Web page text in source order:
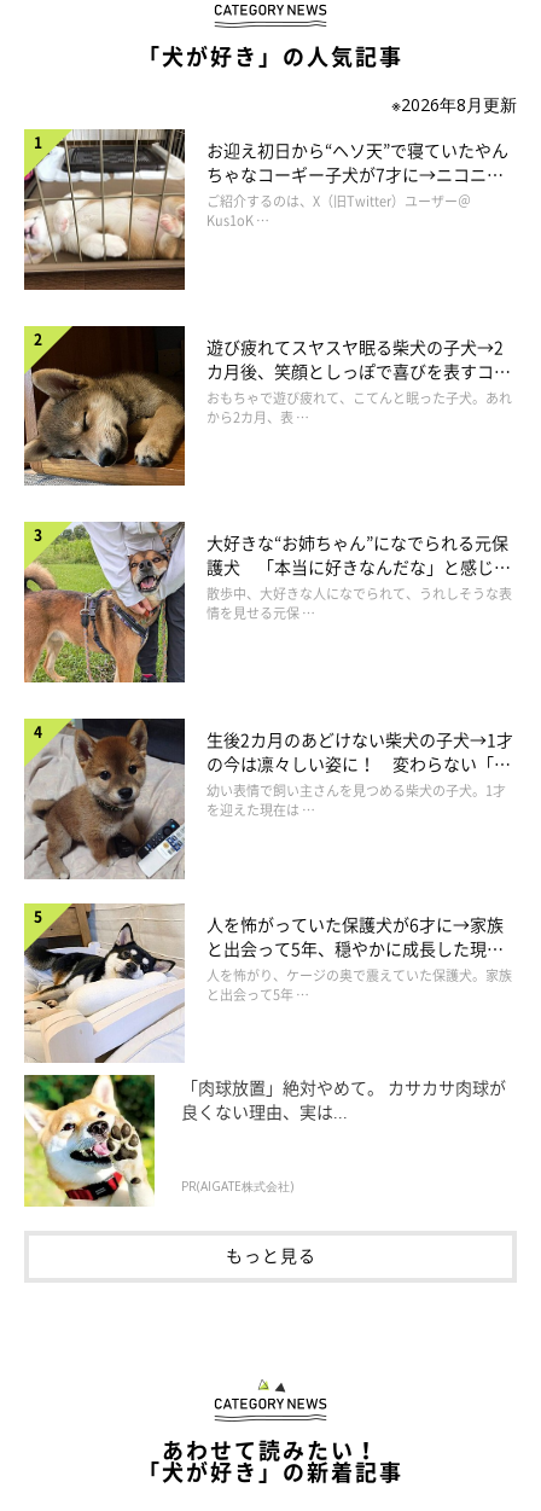
押し込むところはこんな感じ。しっかり2本の指で押さえて狙っ
たところに薬を入れることが出来ます。
緊張しているマロたんを抱っこして着々を準備を進めます。ふひ
ひ。
「な、なにがはじまるんですか？」
ただならぬ気配を察してお顔が緊張しているマロたん。大丈夫、
痛くないよ、すぐに終わるよ、ふひひ。
「犬が好き」の人気記事
※2026年8月更新
お迎え初日から“ヘソ天”で寝ていたやん
ちゃなコーギー子犬が7才に→ニコニ
コ“コーギースマイル”が魅力のコに成
長！
ご紹介するのは、X（旧Twitter）ユーザー＠
Kus1oK …
遊び疲れてスヤスヤ眠る柴犬の子犬→2
カ月後、笑顔としっぽで喜びを表すコに
成長！
おもちゃで遊び疲れて、こてんと眠った子犬。あれ
から2カ月、表 …
大好きな“お姉ちゃん”になでられる元保
護犬 「本当に好きなんだな」と感じる
表情にほっこり
散歩中、大好きな人になでられて、うれしそうな表
情を見せる元保 …
生後2カ月のあどけない柴犬の子犬→1才
の今は凛々しい姿に！ 変わらない「く
りくりおめめ」にもほっこり
幼い表情で飼い主さんを見つめる柴犬の子犬。1才
を迎えた現在は …
人を怖がっていた保護犬が6才に→家族
と出会って5年、穏やかに成長した現在
の姿にグッとくる
人を怖がり、ケージの奥で震えていた保護犬。家族
と出会って5年 …
「肉球放置」絶対やめて。 カサカサ肉球が
良くない理由、実は...
PR(AIGATE株式会社)
もっと見る
あわせて読みたい！
「犬が好き」の新着記事